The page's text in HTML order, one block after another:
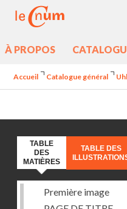
À PROPOS
Accueil Catalogue général
TABLE
DES
MATIÈRES
TABLE DES
Première image